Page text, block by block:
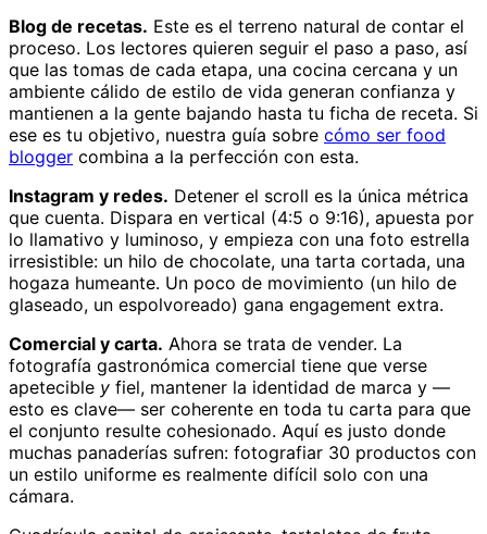
Blog de recetas. Este es el terreno natural de contar el
proceso. Los lectores quieren seguir el paso a paso, así
que las tomas de cada etapa, una cocina cercana y un
ambiente cálido de estilo de vida generan confianza y
mantienen a la gente bajando hasta tu ficha de receta. Si
ese es tu objetivo, nuestra guía sobre cómo ser food
blogger combina a la perfección con esta.
Instagram y redes. Detener el scroll es la única métrica
que cuenta. Dispara en vertical (4:5 o 9:16), apuesta por
lo llamativo y luminoso, y empieza con una foto estrella
irresistible: un hilo de chocolate, una tarta cortada, una
hogaza humeante. Un poco de movimiento (un hilo de
glaseado, un espolvoreado) gana engagement extra.
Comercial y carta. Ahora se trata de vender. La
fotografía gastronómica comercial tiene que verse
apetecible y fiel, mantener la identidad de marca y —
esto es clave— ser coherente en toda tu carta para que
el conjunto resulte cohesionado. Aquí es justo donde
muchas panaderías sufren: fotografiar 30 productos con
un estilo uniforme es realmente difícil solo con una
cámara.